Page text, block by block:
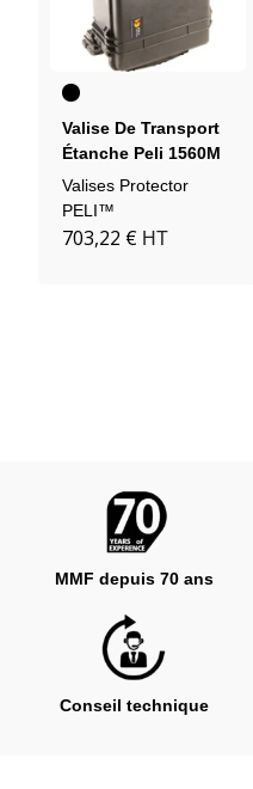
Noir
Valise De Transport
Étanche Peli 1560M
Valises Protector
PELI™
703,22 € HT
MMF depuis 70 ans
Conseil technique